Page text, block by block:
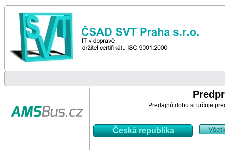
Predajnú dobu si určuje
Česká republika